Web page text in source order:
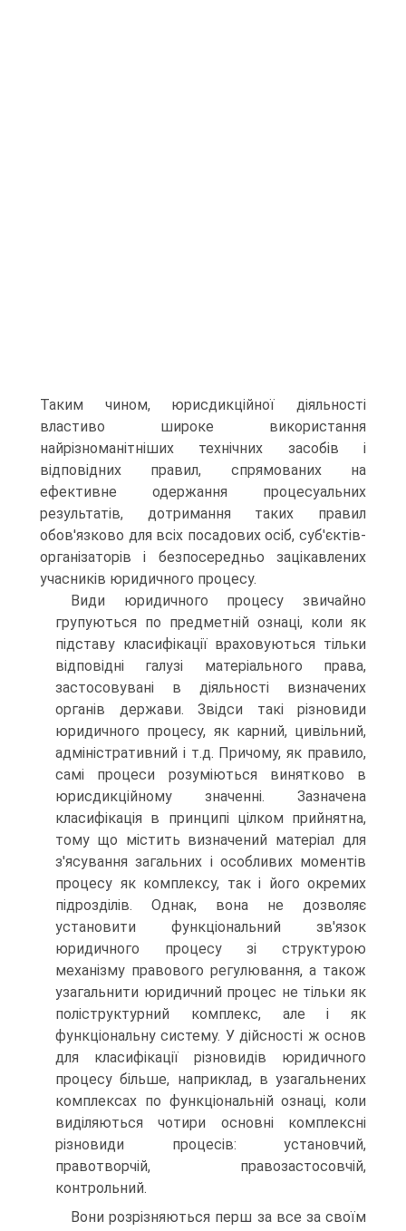
Таким чином, юрисдикційної діяльності
властиво широке використання
найрізноманітніших технічних засобів і
відповідних правил, спрямованих на
ефективне одержання процесуальних
результатів, дотримання таких правил
обов'язково для всіх посадових осіб, суб'єктів-
організаторів і безпосередньо зацікавлених
учасників юридичного процесу.
Види юридичного процесу звичайно
групуються по предметній ознаці, коли як
підставу класифікації враховуються тільки
відповідні галузі матеріального права,
застосовувані в діяльності визначених
органів держави. Звідси такі різновиди
юридичного процесу, як карний, цивільний,
адміністративний і т.д. Причому, як правило,
самі процеси розуміються винятково в
юрисдикційному значенні. Зазначена
класифікація в принципі цілком прийнятна,
тому що містить визначений матеріал для
з'ясування загальних і особливих моментів
процесу як комплексу, так і його окремих
підрозділів. Однак, вона не дозволяє
установити функціональний зв'язок
юридичного процесу зі структурою
механізму правового регулювання, а також
узагальнити юридичний процес не тільки як
поліструктурний комплекс, але і як
функціональну систему. У дійсності ж основ
для класифікації різновидів юридичного
процесу більше, наприклад, в узагальнених
комплексах по функціональній ознаці, коли
виділяються чотири основні комплексні
різновиди процесів: установчий,
правотворчій, правозастосовчій,
контрольний.
Вони розрізняються перш за все за своїм